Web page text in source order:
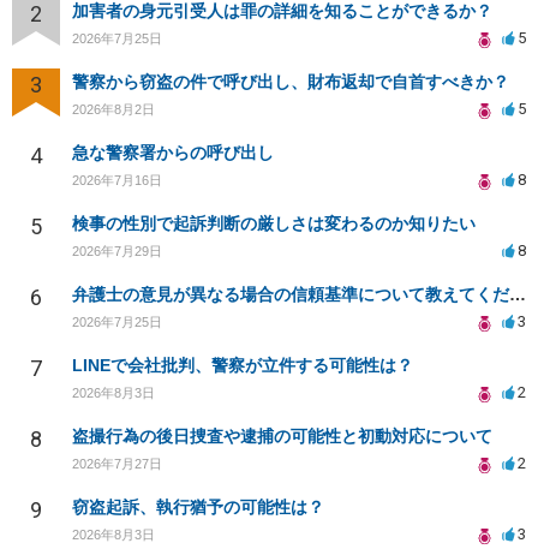
2 加害者の身元引受人は罪の詳細を知ることができるか？
2026年7月25日 5
3 警察から窃盗の件で呼び出し、財布返却で自首すべきか？
2026年8月2日 5
4 急な警察署からの呼び出し
2026年7月16日 8
5 検事の性別で起訴判断の厳しさは変わるのか知りたい
2026年7月29日 8
6 弁護士の意見が異なる場合の信頼基準について教えてください
2026年7月25日 3
7 LINEで会社批判、警察が立件する可能性は？
2026年8月3日 2
8 盗撮行為の後日捜査や逮捕の可能性と初動対応について
2026年7月27日 2
9 窃盗起訴、執行猶予の可能性は？
2026年8月3日 3